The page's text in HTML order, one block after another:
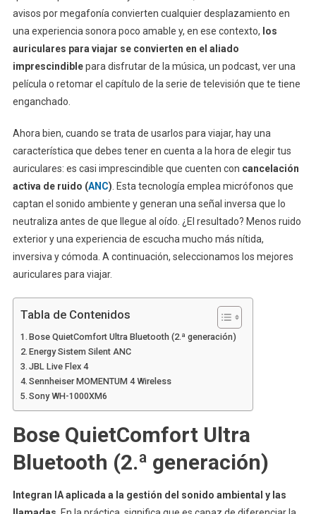
avisos por megafonía convierten cualquier desplazamiento en
una experiencia sonora poco amable y, en ese contexto, los
auriculares para viajar se convierten en el aliado
imprescindiblepara disfrutar de la música, un podcast, ver una
película o retomar el capítulo de la serie de televisión que te tiene
enganchado.
Ahora bien, cuando se trata de usarlos para viajar, hay una
característica que debes tener en cuenta a la hora de elegir tus
auriculares: es casi imprescindible que cuenten con cancelación
activa de ruido (ANC). Esta tecnología emplea micrófonos que
captan el sonido ambiente y generan una señal inversa que lo
neutraliza antes de que llegue al oído. ¿El resultado? Menos ruido
exterior y una experiencia de escucha mucho más nítida,
inversiva y cómoda. A continuación, seleccionamos los mejores
auriculares para viajar.
Tabla de Contenidos
Bose QuietComfort Ultra Bluetooth (2.ª generación)
Energy Sistem Silent ANC
JBL Live Flex 4
Sennheiser MOMENTUM 4 Wireless
Sony WH-1000XM6
Bose QuietComfort Ultra
Bluetooth (2.ª generación)
Integran IA aplicada a la gestión del sonido ambiental y las